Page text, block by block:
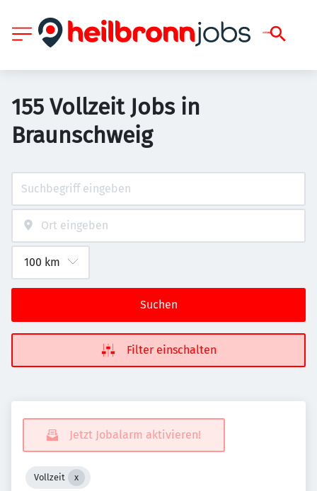
155 Vollzeit Jobs in
Braunschweig
Suchen
Filter einschalten
Jetzt Jobalarm aktivieren!
Vollzeit